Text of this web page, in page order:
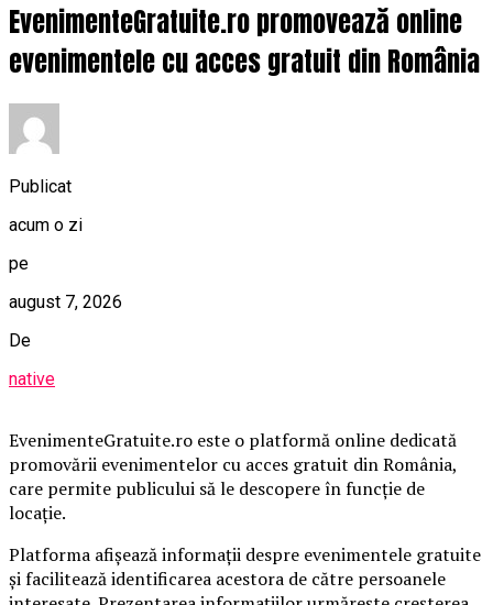
EvenimenteGratuite.ro promovează online
evenimentele cu acces gratuit din România
Publicat
acum o zi
pe
august 7, 2026
De
native
EvenimenteGratuite.ro este o platformă online dedicată
promovării evenimentelor cu acces gratuit din România,
care permite publicului să le descopere în funcție de
locație.
Platforma afișează informații despre evenimentele gratuite
și facilitează identificarea acestora de către persoanele